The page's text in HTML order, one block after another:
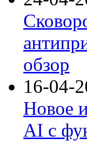
обзор
16-04-
Новое
AI с